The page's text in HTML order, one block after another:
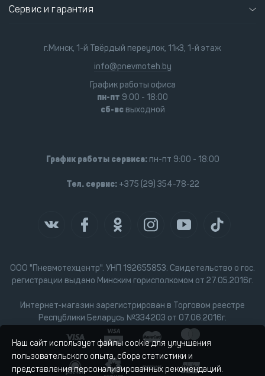
Сервис и гарантия
ООО "Пневмотехцентр". УНП 192655853. Свидетельство о гос.
регистрации выдано Минским горисполкомом от 27.05.2016г.
Интернет-магазин зарегистрирован в Торговом реестре
Республики Беларусь №334203 от 07.06.2016г.
г.Минск, 1-й Твёрдый переулок, 11к3, 1-й этаж
info@pnevmoteh.by
График работы офиса
пн-пт 9:00 - 18:00
сб-всвыходной
График работы сервиса:пн-пт 9:00 - 18:00
Тел. сервис:+375 (29) 354-78-22
Наш сайт использует файлы cookie для улучшения
пользовательского опыта, сбора статистики и
представления персонализированных рекомендаций.